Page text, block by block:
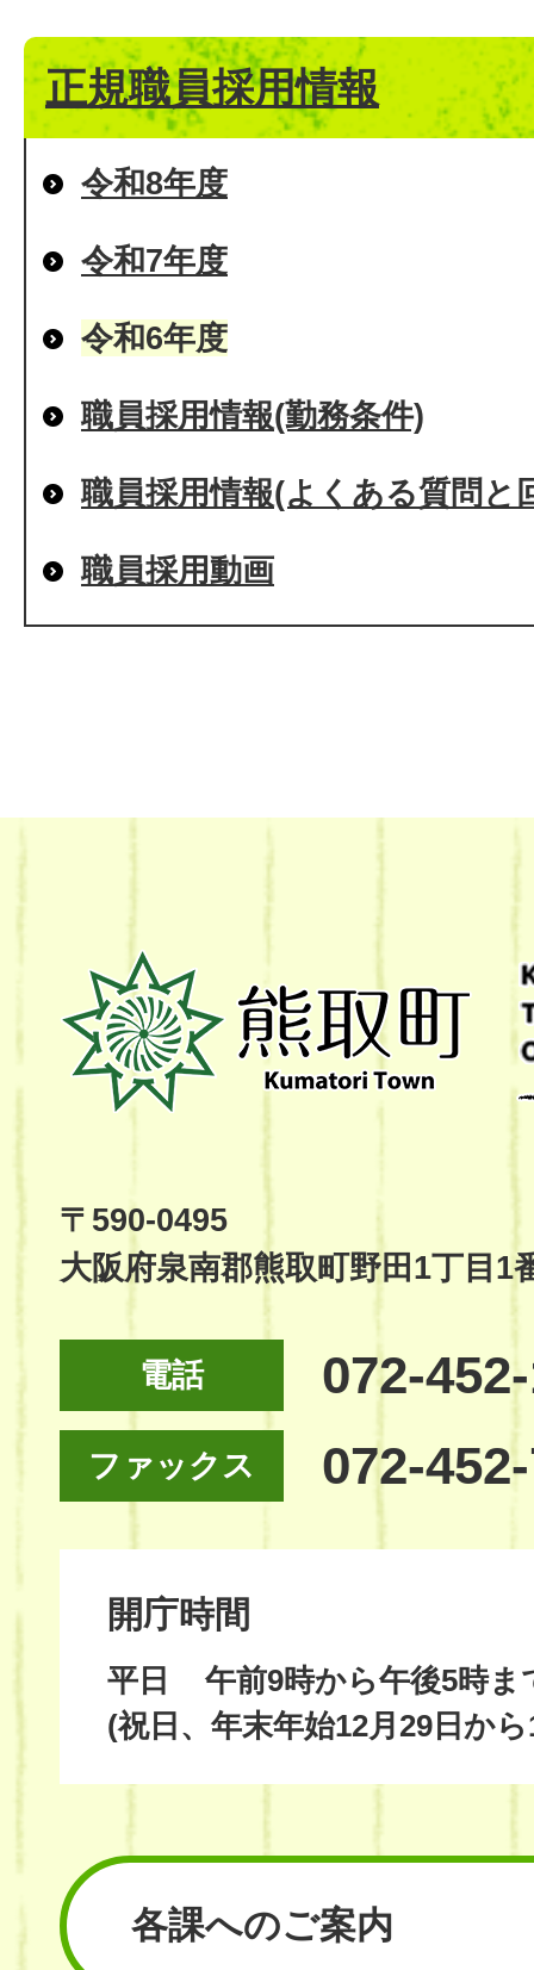
正規職員採用情報
令和8年度
令和7年度
令和6年度
職員採用情報(勤務条件)
職員採用情報(よくある質問と
職員採用動画
熊
取
町
Kumatori
Site
〒590-0495
大阪府泉南郡熊取町野田1丁目1
電話 072-
ファックス 072-
開庁時間
平日
午前9時から午後5時ま
(祝日、年末年始12月29日か
各課へのご案内